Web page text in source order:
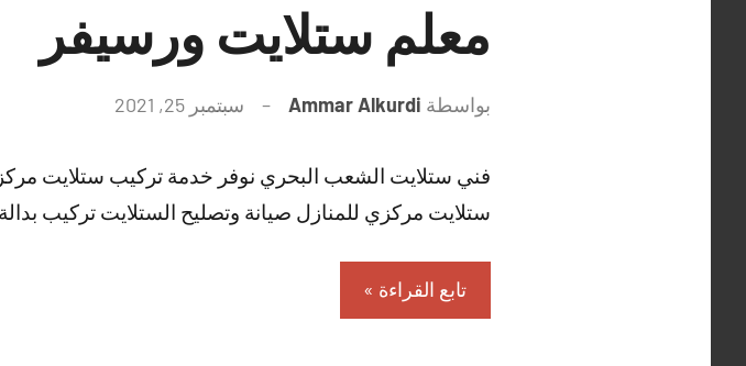
معلم ستلايت ورسيفر
بواسطة Ammar Alkurdi سبتمبر 25, 2021
تعليقات
فني ستلايت الشعب البحري نوفر خدمة تركيب ستلايت
ستلايت مركزي للمنازل صيانة وتصليح الستلايت تركيب
تابع القراءة